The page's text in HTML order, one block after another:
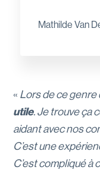
Mathilde Van
« Lors de ce genre
utile. Je trouve ça
aidant avec nos
C’est une
C’est compliqué à